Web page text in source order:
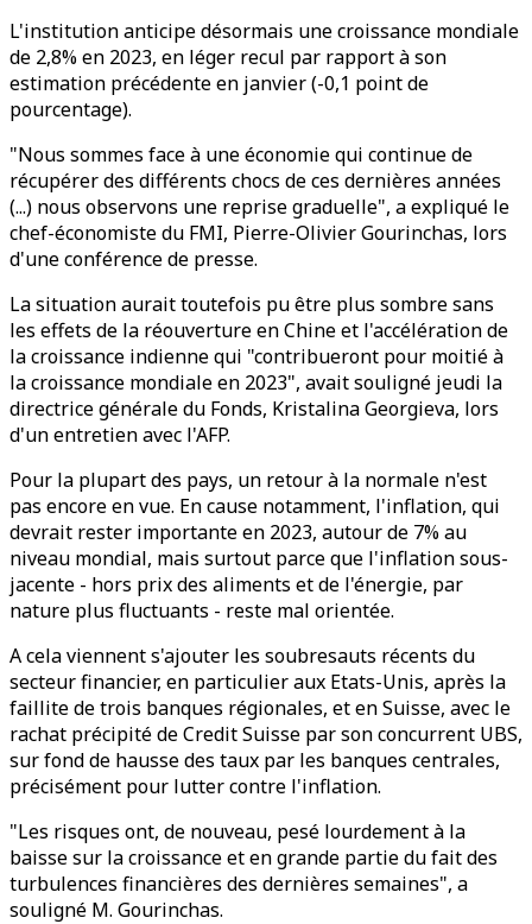
L'institution anticipe désormais une croissance mondiale
de 2,8% en 2023, en léger recul par rapport à son
estimation précédente en janvier (-0,1 point de
pourcentage).
"Nous sommes face à une économie qui continue de
récupérer des différents chocs de ces dernières années
(...) nous observons une reprise graduelle", a expliqué le
chef-économiste du FMI, Pierre-Olivier Gourinchas, lors
d'une conférence de presse.
La situation aurait toutefois pu être plus sombre sans
les effets de la réouverture en Chine et l'accélération de
la croissance indienne qui "contribueront pour moitié à
la croissance mondiale en 2023", avait souligné jeudi la
directrice générale du Fonds, Kristalina Georgieva, lors
d'un entretien avec l'AFP.
Pour la plupart des pays, un retour à la normale n'est
pas encore en vue. En cause notamment, l'inflation, qui
devrait rester importante en 2023, autour de 7% au
niveau mondial, mais surtout parce que l'inflation sous-
jacente - hors prix des aliments et de l'énergie, par
nature plus fluctuants - reste mal orientée.
A cela viennent s'ajouter les soubresauts récents du
secteur financier, en particulier aux Etats-Unis, après la
faillite de trois banques régionales, et en Suisse, avec le
rachat précipité de Credit Suisse par son concurrent UBS,
sur fond de hausse des taux par les banques centrales,
précisément pour lutter contre l'inflation.
"Les risques ont, de nouveau, pesé lourdement à la
baisse sur la croissance et en grande partie du fait des
turbulences financières des dernières semaines", a
souligné M. Gourinchas.